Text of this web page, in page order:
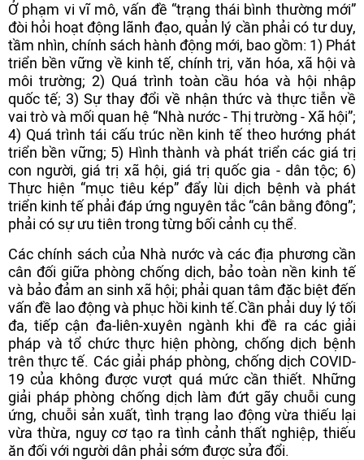
Ở phạm vi vĩ mô, vấn đề “trạng thái bình thường mới”
đòi hỏi hoạt động lãnh đạo, quản lý cần phải có tư duy,
tầm nhìn, chính sách hành động mới, bao gồm: 1) Phát
triển bền vững về kinh tế, chính trị, văn hóa, xã hội và
môi trường; 2) Quá trình toàn cầu hóa và hội nhập
quốc tế; 3) Sự thay đổi về nhận thức và thực tiễn về
vai trò và mối quan hệ “Nhà nước - Thị trường - Xã hội”;
4) Quá trình tái cấu trúc nền kinh tế theo hướng phát
triển bền vững; 5) Hình thành và phát triển các giá trị
con người, giá trị xã hội, giá trị quốc gia - dân tộc; 6)
Thực hiện “mục tiêu kép” đẩy lùi dịch bệnh và phát
triển kinh tế phải đáp ứng nguyên tắc “cân bằng đông”;
phải có sự ưu tiên trong từng bối cảnh cụ thể.
Các chính sách của Nhà nước và các địa phương cần
cân đối giữa phòng chống dịch, bảo toàn nền kinh tế
và bảo đảm an sinh xã hội; phải quan tâm đặc biệt đến
vấn đề lao động và phục hồi kinh tế.Cần phải duy lý tối
đa, tiếp cận đa-liên-xuyên ngành khi đề ra các giải
pháp và tổ chức thực hiện phòng, chống dịch bệnh
trên thực tế. Các giải pháp phòng, chống dịch COVID-
19 của không được vượt quá mức cần thiết. Những
giải pháp phòng chống dịch làm đứt gãy chuỗi cung
ứng, chuỗi sản xuất, tình trạng lao động vừa thiếu lại
vừa thừa, nguy cơ tạo ra tình cảnh thất nghiệp, thiếu
ăn đối với người dân phải sớm được sửa đổi.